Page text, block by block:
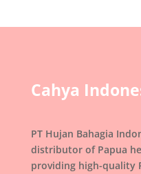
Cahya
PT Hujan Bahagia
distributor of Papua
providing high-quality